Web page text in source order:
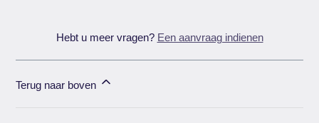
Hebt u meer vragen? Een aanvraag indienen
Terug naar boven